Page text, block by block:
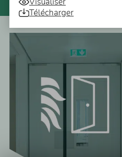
Télécharger